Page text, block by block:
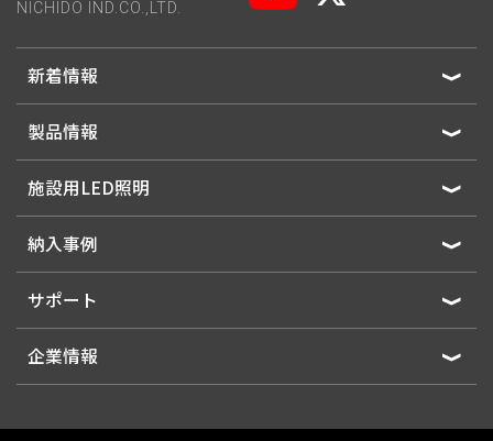
NICHIDO IND.CO.,LTD.
新着情報
製品情報
施設用LED照明
納入事例
サポート
企業情報